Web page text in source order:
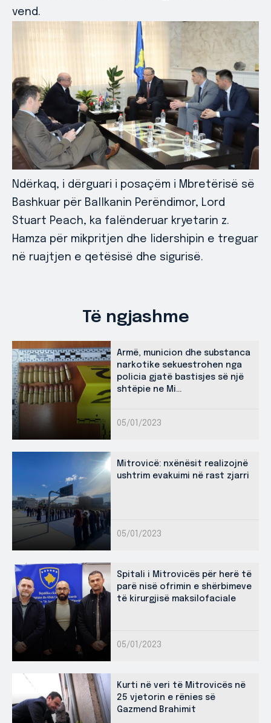
vend.
Ndërkaq, i dërguari i posaçëm i Mbretërisë së
Bashkuar për Ballkanin Perëndimor, Lord
Stuart Peach, ka falënderuar kryetarin z.
Hamza për mikpritjen dhe lidershipin e treguar
në ruajtjen e qetësisë dhe sigurisë.
Të ngjashme
Armë, municion dhe substanca
narkotike sekuestrohen nga
policia gjatë bastisjes së një
shtëpie ne Mi...
05/01/2023
Mitrovicë: nxënësit realizojnë
ushtrim evakuimi në rast zjarri
05/01/2023
Spitali i Mitrovicës për herë të
parë nisë ofrimin e shërbimeve
të kirurgjisë maksilofaciale
05/01/2023
Kurti në veri të Mitrovicës në
25 vjetorin e rënies së
Gazmend Brahimit